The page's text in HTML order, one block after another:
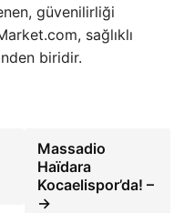
güvenilirliği
sağlıklı
biridir.
Massadio
Haïdara
Kocaelispor’da! –
→